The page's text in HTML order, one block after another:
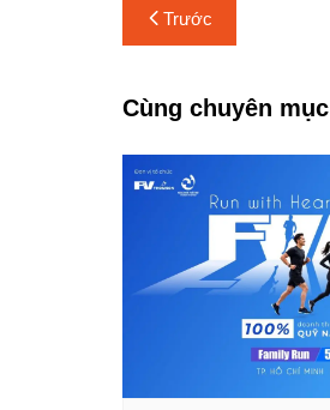
Điều
hướng
bài
viết
Trước
Cùng chuyên mục